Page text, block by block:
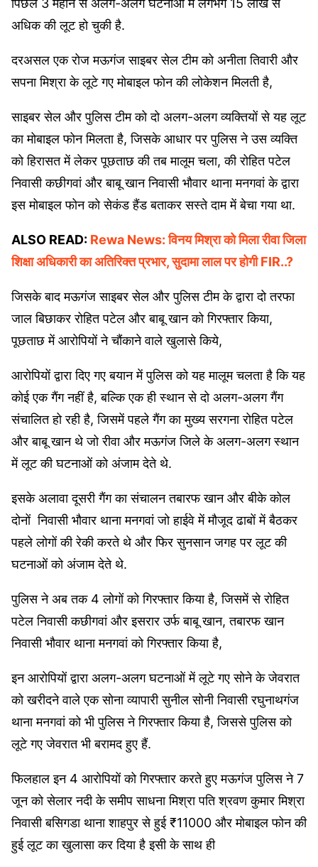
पिछले 3 महीने से अलग-अलग घटनाओं में लगभग 15 लाख से
अधिक की लूट हो चुकी है.
दरअसल एक रोज मऊगंज साइबर सेल टीम को अनीता तिवारी और
सपना मिश्रा के लूटे गए मोबाइल फोन की लोकेशन मिलती है,
साइबर सेल और पुलिस टीम को दो अलग-अलग व्यक्तियों से यह लूट
का मोबाइल फोन मिलता है, जिसके आधार पर पुलिस ने उस व्यक्ति
को हिरासत में लेकर पूछताछ की तब मालूम चला, की रोहित पटेल
निवासी कछीगवां और बाबू खान निवासी भौवार थाना मनगवां के द्वारा
इस मोबाइल फोन को सेकंड हैंड बताकर सस्ते दाम में बेचा गया था.
ALSO READ: Rewa News: विनय मिश्रा को मिला रीवा जिला
शिक्षा अधिकारी का अतिरिक्त प्रभार, सुदामा लाल पर होगी FIR..?
जिसके बाद मऊगंज साइबर सेल और पुलिस टीम के द्वारा दो तरफा
जाल बिछाकर रोहित पटेल और बाबू खान को गिरफ्तार किया,
पूछताछ में आरोपियों ने चौंकाने वाले खुलासे किये,
आरोपियों द्वारा दिए गए बयान में पुलिस को यह मालूम चलता है कि यह
कोई एक गैंग नहीं है, बल्कि एक ही स्थान से दो अलग-अलग गैंग
संचालित हो रही है, जिसमें पहले गैंग का मुख्य सरगना रोहित पटेल
और बाबू खान थे जो रीवा और मऊगंज जिले के अलग-अलग स्थान
में लूट की घटनाओं को अंजाम देते थे.
इसके अलावा दूसरी गैंग का संचालन तबारफ खान और बीके कोल
दोनों निवासी भौवार थाना मनगवां जो हाईवे में मौजूद ढाबों में बैठकर
पहले लोगों की रेकी करते थे और फिर सुनसान जगह पर लूट की
घटनाओं को अंजाम देते थे.
पुलिस ने अब तक 4 लोगों को गिरफ्तार किया है, जिसमें से रोहित
पटेल निवासी कछीगवां और इसरार उर्फ बाबू खान, तबारफ खान
निवासी भौवार थाना मनगवां को गिरफ्तार किया है,
इन आरोपियों द्वारा अलग-अलग घटनाओं में लूटे गए सोने के जेवरात
को खरीदने वाले एक सोना व्यापारी सुनील सोनी निवासी रघुनाथगंज
थाना मनगवां को भी पुलिस ने गिरफ्तार किया है, जिससे पुलिस को
लूटे गए जेवरात भी बरामद हुए हैं.
फिलहाल इन 4 आरोपियों को गिरफ्तार करते हुए मऊगंज पुलिस ने 7
जून को सेलार नदी के समीप साधना मिश्रा पति श्रवण कुमार मिश्रा
निवासी बसिगडा थाना शाहपुर से हुई ₹11000 और मोबाइल फोन की
हुई लूट का खुलासा कर दिया है इसी के साथ ही